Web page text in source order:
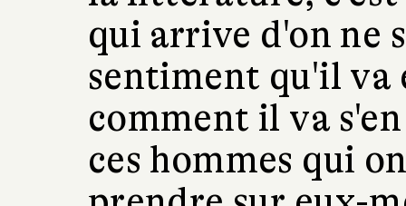
qui arrive d'on ne
sentiment qu'il va
comment il va
ces hommes qui